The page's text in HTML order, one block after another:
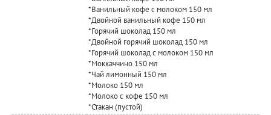
*Ванильный кофе с молоком 150 мл
*Двойной ванильный кофе 150 мл
*Горячий шоколад 150 мл
*Двойной горячий шоколад 150 мл
*Горячий шоколад с молоком 150 мл
*Моккаччино 150 мл
*Чай лимонный 150 мл
*Молоко 150 мл
*Молоко с кофе 150 мл
*Стакан (пустой)